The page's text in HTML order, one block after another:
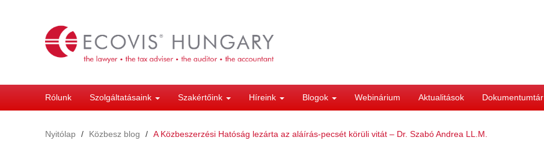
Rólunk Szolgáltatásaink Szakértőink Híreink Blogok Webinárium Aktualitások Dokumentumtár
Nyitólap
Közbesz blog A Közbeszerzési Hatóság lezárta az aláírás-pecsét körüli vitát – Dr. Szabó Andrea LL.M.